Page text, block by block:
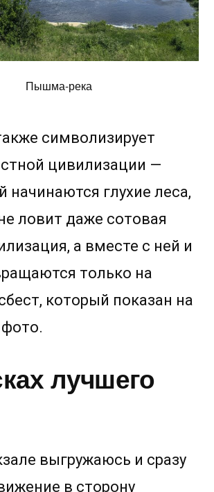
Пышма-река
символизирует
цивилизации —
начинаются глухие леса,
ловит даже сотовая
а вместе с ней и
только на
который показан на
лучшего
выгружаюсь и сразу
в сторону